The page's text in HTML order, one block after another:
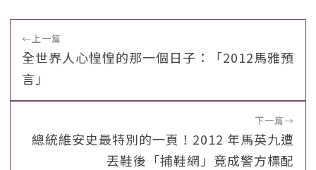
←上一篇
全世界人心惶惶的那一個日子：「2012馬雅預
言」
下一篇→
總統維安史最特別的一頁！2012 年馬英九遭
丟鞋後「捕鞋網」竟成警方標配